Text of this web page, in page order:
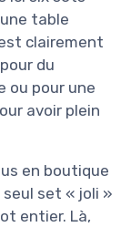
table
clairement
du
ou pour une
avoir plein
en boutique
set « joli »
entier. Là,